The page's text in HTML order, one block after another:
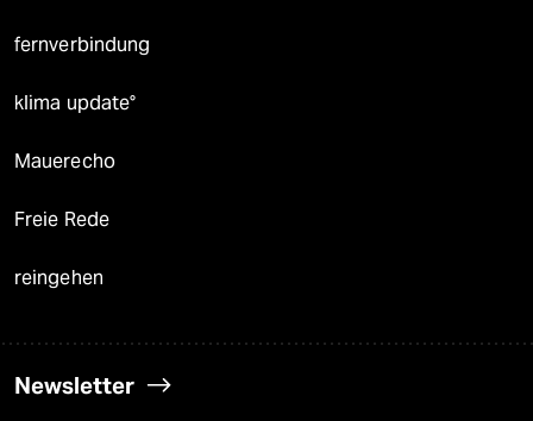
fernverbindung
klima update°
Mauerecho
Freie Rede
reingehen
Newsletter